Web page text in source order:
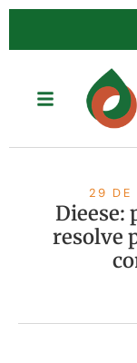
29 DE
Dieese:
resolve